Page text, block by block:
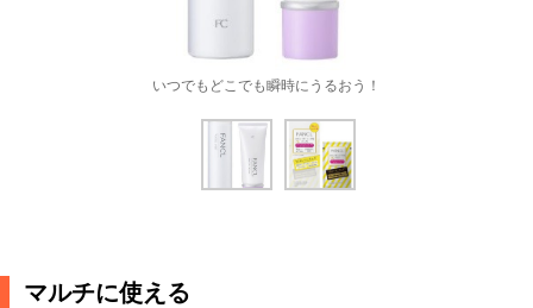
いつでもどこでも瞬時にうるおう！
マルチに使える